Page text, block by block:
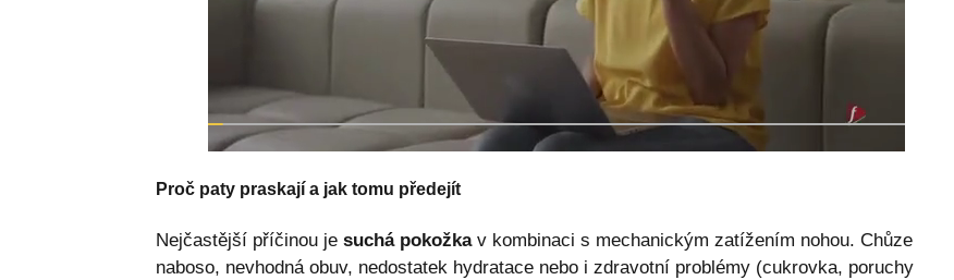
Proč paty praskají a jak tomu předejít
Nejčastější příčinou je suchá pokožkav kombinaci s mechanickým zatížením nohou. Chůze
naboso, nevhodná obuv, nedostatek hydratace nebo i zdravotní problémy (cukrovka, poruchy